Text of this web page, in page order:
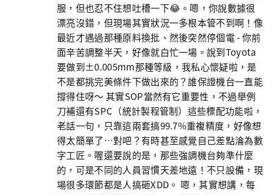
服，但也忍不住想吐槽一下😂。嗯，你說數據很
漂亮沒錯，但現場其實狀況一多根本管不到啊！像
最近才遇過那種原料換批、然後突然停個電 - 你前
面辛苦調整半天，好像就白忙一場。說到Toyota
要做到±0.005mm那種等級，我私心懷疑啦，是
不是都挑完美條件下做出來的？誰保證機台一直能
撐得住呀～ 其實SOP當然有它重要性，不過舉例
刀補還有SPC（統計製程管制）這些標配功能啦，
老話一句，只靠這兩套搞99.7%重複精度，好像想
得太簡單了…對吧？有時甚至感覺自己差點淪為數
字工匠。喔還要說的是，那些強調機台夠準什麼
的，可是不同的人員習慣天差地遠！不只設備，現
場很多環節都是人搞砸XDD。 嗯，其實想講，每